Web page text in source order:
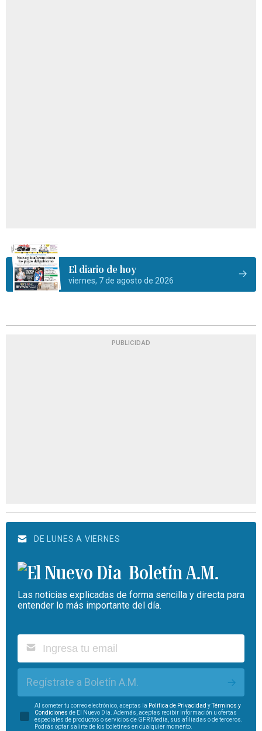
El diario de hoy
viernes, 7 de agosto de 2026
PUBLICIDAD
DE LUNES A VIERNES
Boletín A.M.
Las noticias explicadas de forma sencilla y directa para
entender lo más importante del día.
Regístrate a Boletín A.M.
Al someter tu correo electrónico, aceptas la Política de Privacidad yTérminos y
Condiciones de El Nuevo Día. Además, aceptas recibir información u ofertas
especiales de productos o servicios de GFR Media, sus afiliadas o de terceros.
Podrás optar salirte de los boletines en cualquier momento.